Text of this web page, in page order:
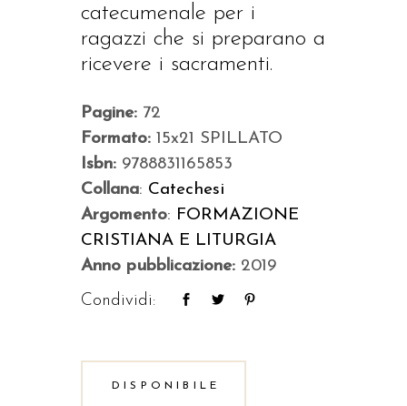
catecumenale per i
ragazzi che si preparano a
ricevere i sacramenti.
Pagine: 72
Formato: 15x21 SPILLATO
Isbn: 9788831165853
Collana: Catechesi
Argomento: FORMAZIONE
CRISTIANA E LITURGIA
Anno pubblicazione: 2019
Condividi:
DISPONIBILE